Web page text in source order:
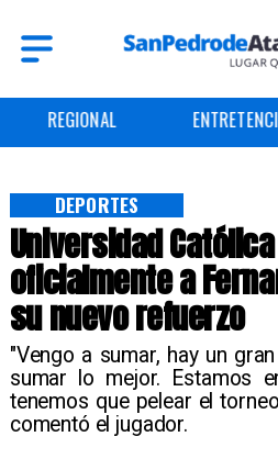
ENTRETENCIÓN
Universidad
oficialmente a
su nuevo refuerzo
"Vengo a sumar, hay un
sumar lo mejor. Estamos
tenemos que pelear el
comentó el jugador.
DEPORTES